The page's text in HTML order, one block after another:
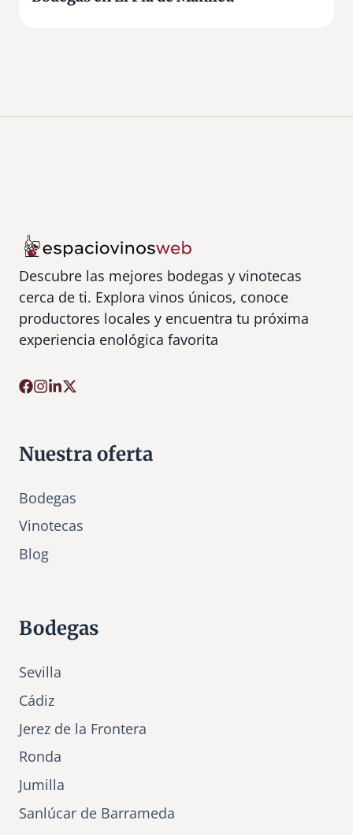
Descubre las mejores bodegas y vinotecas
cerca de ti. Explora vinos únicos, conoce
productores locales y encuentra tu próxima
experiencia enológica favorita
Nuestra oferta
Bodegas
Vinotecas
Blog
Bodegas
Sevilla
Cádiz
Jerez de la Frontera
Ronda
Jumilla
Sanlúcar de Barrameda